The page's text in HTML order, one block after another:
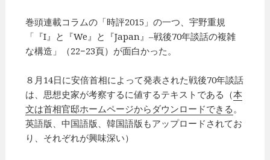
巻頭連載コラムの「時評2015」の一つ、宇野重規
「『I』と『We』と『Japan』–戦後70年談話の複雑
な構造」（22−23頁）が面白かった。
８月14日に安倍首相によって発表された戦後70年談話
は、思想史家が考察するに値するテキストである（本
文は首相官邸ホームページからダウンロードできる。
英語版、中国語版、韓国語版もアップロードされてお
り、それぞれが興味深い）